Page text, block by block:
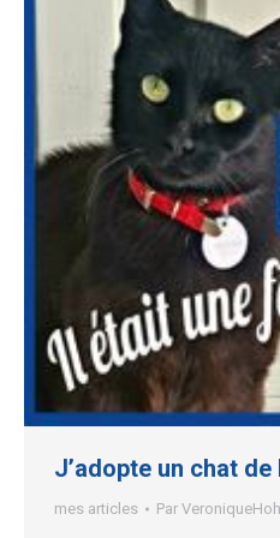
J’adopte un chat de
mes articles Par